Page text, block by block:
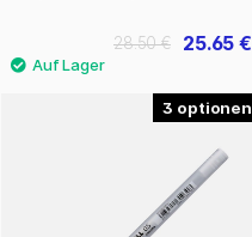
25.65 €
28.50 €
3